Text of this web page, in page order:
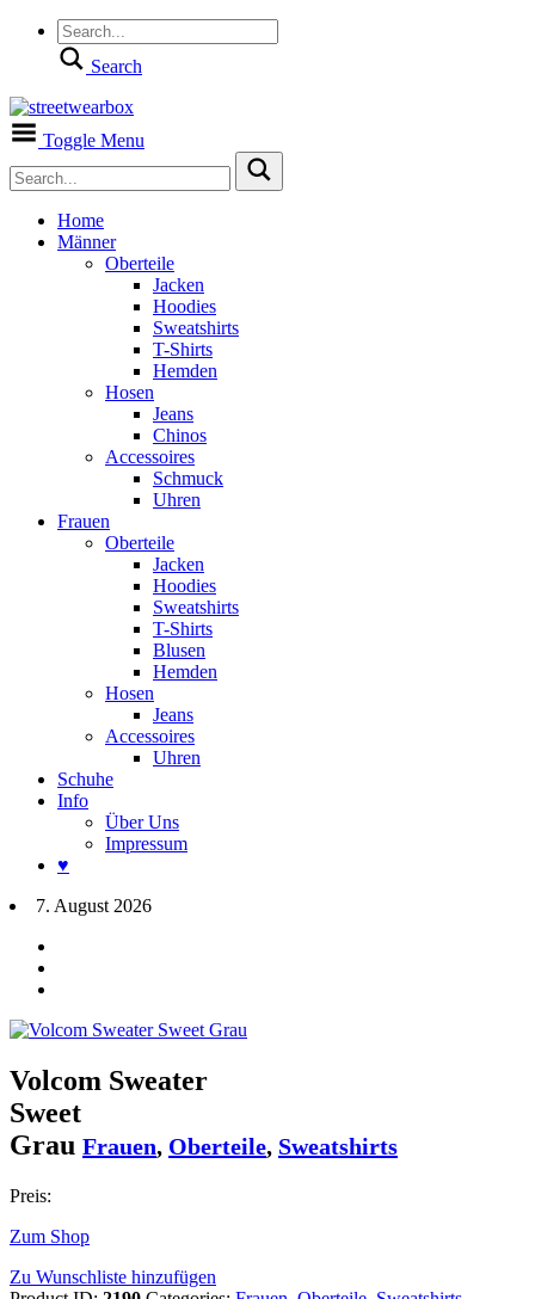
Search
Toggle Menu
Home
Männer
Oberteile
Jacken
Hoodies
Sweatshirts
T-Shirts
Hemden
Hosen
Jeans
Chinos
Accessoires
Schmuck
Uhren
Frauen
Oberteile
Jacken
Hoodies
Sweatshirts
T-Shirts
Blusen
Hemden
Hosen
Jeans
Accessoires
Uhren
Schuhe
Info
Über Uns
Impressum
♥
7. August 2026
Volcom Sweater
Sweet
Grau Frauen, Oberteile, Sweatshirts
Preis:
Zum Shop
Zu Wunschliste hinzufügen